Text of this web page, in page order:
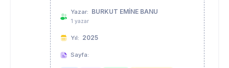
Yazar: BURKUT EMİNE BANU
1 yazar
Yıl: 2025
Sayfa: